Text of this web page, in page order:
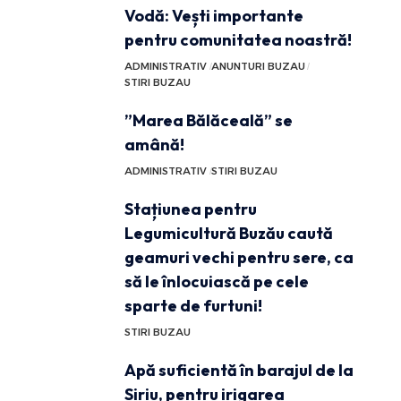
Vodă: Vești importante
pentru comunitatea noastră!
ADMINISTRATIV ANUNTURI BUZAU
STIRI BUZAU
”Marea Bălăceală” se
amână!
ADMINISTRATIV STIRI BUZAU
Stațiunea pentru
Legumicultură Buzău caută
geamuri vechi pentru sere, ca
să le înlocuiască pe cele
sparte de furtuni!
STIRI BUZAU
Apă suficientă în barajul de la
Siriu, pentru irigarea